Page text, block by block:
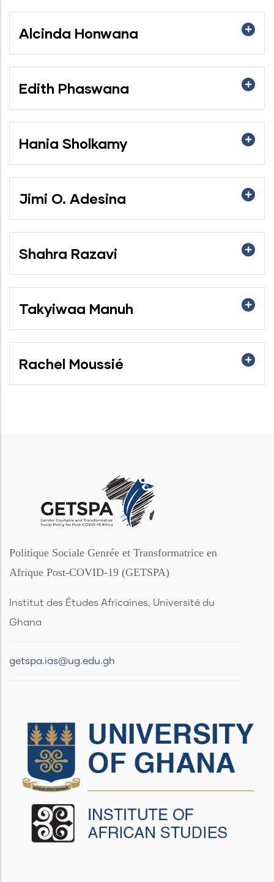
Alcinda Honwana
Edith Phaswana
Hania Sholkamy
Jimi O. Adesina
Shahra Razavi
Takyiwaa Manuh
Rachel Moussié
Politique Sociale Genrée et Transformatrice en
Afrique Post-COVID-19 (GETSPA)
Institut des Études Africaines, Université du
Ghana
getspa.ias@ug.edu.gh